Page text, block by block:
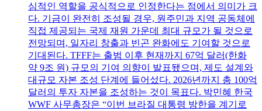
심적인 역할을 공식적으로 인정한다는 점에서 의미가 크
다. 기금이 완전히 조성될 경우, 원주민과 지역 공동체에
직접 제공되는 국제 재원 가운데 최대 규모가 될 것으로
전망되며, 일자리 창출과 빈곤 완화에도 기여할 것으로
기대된다. TFFF는 출범 이후 현재까지 67억 달러(한화
약 9조 원) 규모의 기여 의향이 발표됐으며, 제도 설계와
대규모 자본 조성 단계에 들어섰다. 2026년까지 총 100억
달러의 투자 자본을 조성하는 것이 목표다. 박민혜 한국
WWF 사무총장은 “이번 브라질 대통령 방한을 계기로